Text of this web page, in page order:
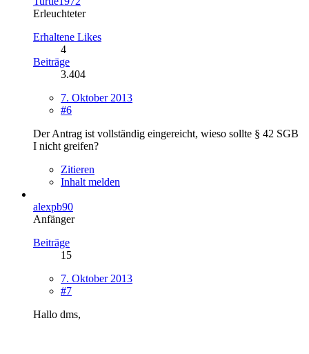
Erleuchteter
Erhaltene Likes
4
Beiträge
3.404
7. Oktober 2013
#6
Der Antrag ist vollständig eingereicht, wieso sollte § 42 SGB
I nicht greifen?
Zitieren
Inhalt melden
alexpb90
Anfänger
Beiträge
15
7. Oktober 2013
#7
Hallo dms,